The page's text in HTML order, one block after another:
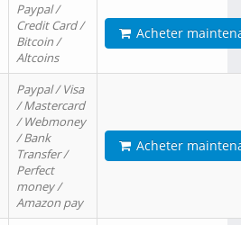
Paypal /
Credit Card /
Bitcoin /
Altcoins
Acheter
Paypal / Visa
/ Mastercard
/ Webmoney
/ Bank
Transfer /
Perfect
money /
Amazon pay
Acheter